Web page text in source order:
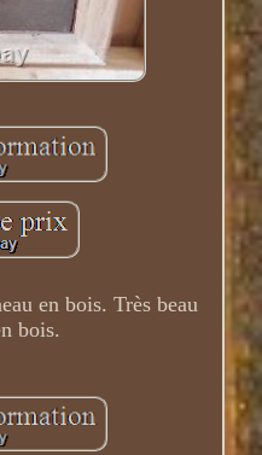
en bois. Très beau
bois.